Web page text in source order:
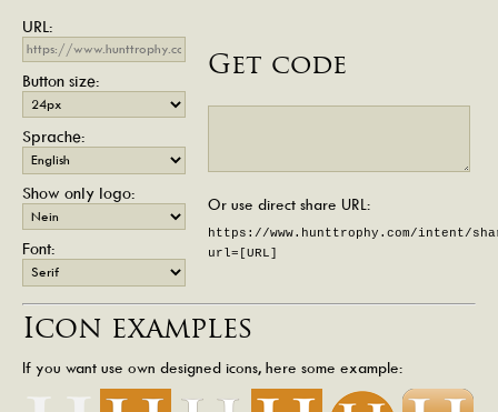
URL:
Button size:
Sprache:
Show only logo:
Font:
Get code
Or use direct share URL:
https://www.hunttrophy.com/intent/
url=[URL]
Icon examples
If you want use own designed icons, here some example: